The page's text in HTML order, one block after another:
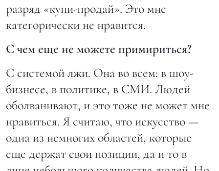
разряд «купи-продай». Это мне
категорически не нравится.
С чем еще не можете примириться?
С системой лжи. Она во всем: в шоу-
бизнесе, в политике, в СМИ. Людей
оболванивают, и это тоже не может мне
нравиться. Я считаю, что искусство —
одна из немногих областей, которые
еще держат свои позиции, да и то в